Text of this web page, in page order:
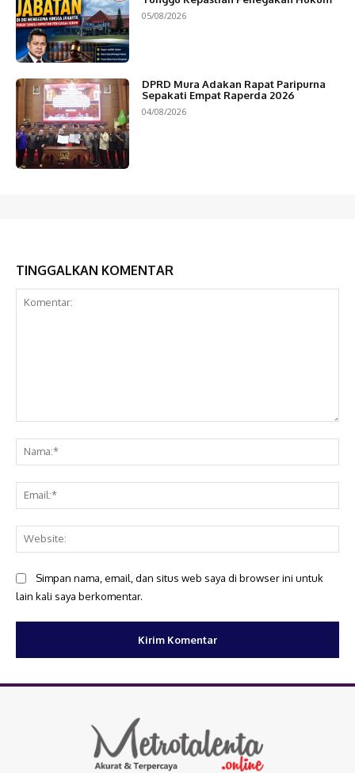
05/08/2026
DPRD Mura Adakan Rapat Paripurna
Sepakati Empat Raperda 2026
04/08/2026
TINGGALKAN KOMENTAR
Simpan nama, email, dan situs web saya di browser ini untuk
lain kali saya berkomentar.